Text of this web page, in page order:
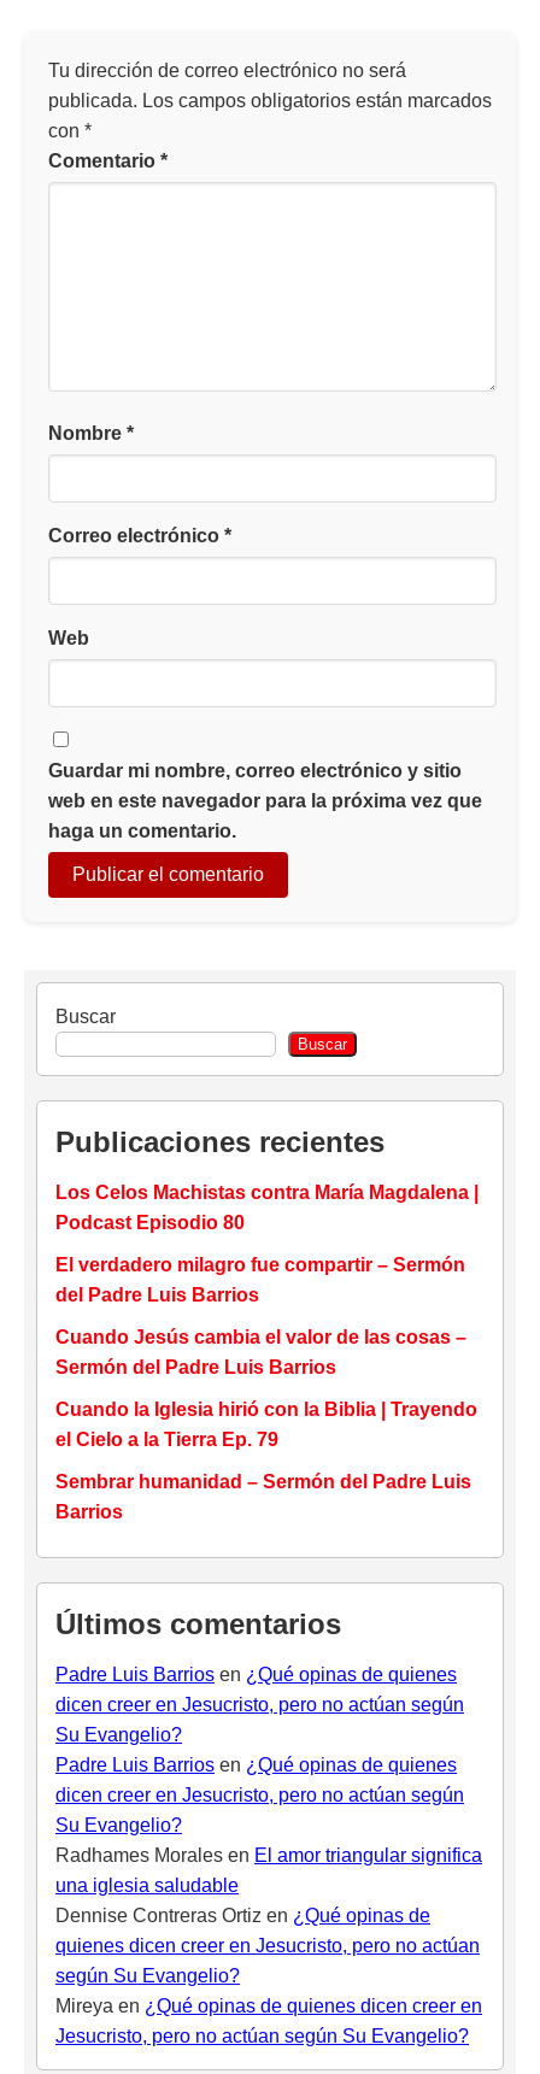
Tu dirección de correo electrónico no será
publicada. Los campos obligatorios están marcados
con *
Comentario *
Nombre *
Correo electrónico *
Web
Guardar mi nombre, correo electrónico y sitio
web en este navegador para la próxima vez que
haga un comentario.
Buscar
Buscar
Publicaciones recientes
Los Celos Machistas contra María Magdalena |
Podcast Episodio 80
El verdadero milagro fue compartir – Sermón
del Padre Luis Barrios
Cuando Jesús cambia el valor de las cosas –
Sermón del Padre Luis Barrios
Cuando la Iglesia hirió con la Biblia | Trayendo
el Cielo a la Tierra Ep. 79
Sembrar humanidad – Sermón del Padre Luis
Barrios
Últimos comentarios
Padre Luis Barrios en ¿Qué opinas de quienes
dicen creer en Jesucristo, pero no actúan según
Su Evangelio?
Padre Luis Barrios en ¿Qué opinas de quienes
dicen creer en Jesucristo, pero no actúan según
Su Evangelio?
Radhames Morales en El amor triangular significa
una iglesia saludable
Dennise Contreras Ortiz en ¿Qué opinas de
quienes dicen creer en Jesucristo, pero no actúan
según Su Evangelio?
Mireya en ¿Qué opinas de quienes dicen creer en
Jesucristo, pero no actúan según Su Evangelio?